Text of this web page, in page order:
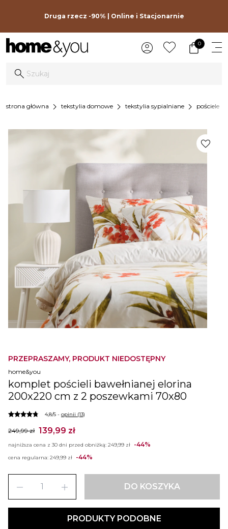
Druga rzecz -90% | Online i Stacjonarnie
0
strona główna chevron_right tekstylia domowe chevron_right tekstylia sypialniane chevron_right pościele
PRZEPRASZAMY, PRODUKT NIEDOSTĘPNY
home&you
komplet pościeli bawełnianej elorina
200x220 cm z 2 poszewkami 70x80
4,8/5 - opinii (13)
249,99 zł 139,99 zł
najniższa cena z 30 dni przed obniżką: 249,99 zł -44%
cena regularna: 249,99 zł -44%
remove add DO KOSZYKA
PRODUKTY PODOBNE
favorite